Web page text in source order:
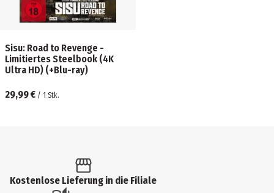
Sisu: Road to Revenge -
Limitiertes Steelbook (4K
Ultra HD) (+Blu-ray)
29,99 € / 1 Stk.
Kostenlose Lieferung in die Filiale